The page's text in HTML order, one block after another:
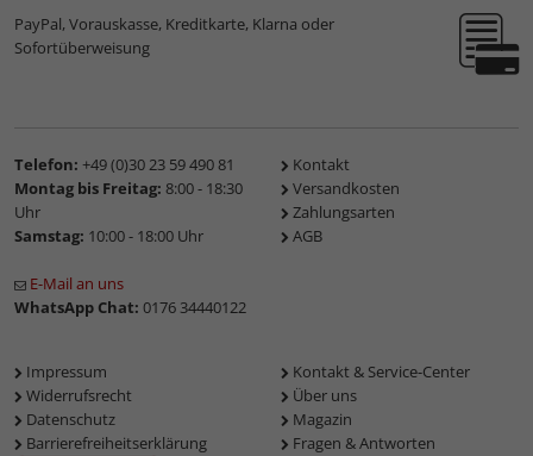
PayPal, Vorauskasse, Kreditkarte, Klarna oder
Sofortüberweisung
Telefon: +49 (0)30 23 59 490 81
Montag bis Freitag: 8:00 - 18:30
Uhr
Samstag: 10:00 - 18:00 Uhr
E-Mail an uns
WhatsApp Chat: 0176 34440122
Kontakt
Versandkosten
Zahlungsarten
AGB
Impressum
Widerrufsrecht
Datenschutz
Barrierefreiheitserklärung
Kontakt & Service-Center
Über uns
Magazin
Fragen & Antworten